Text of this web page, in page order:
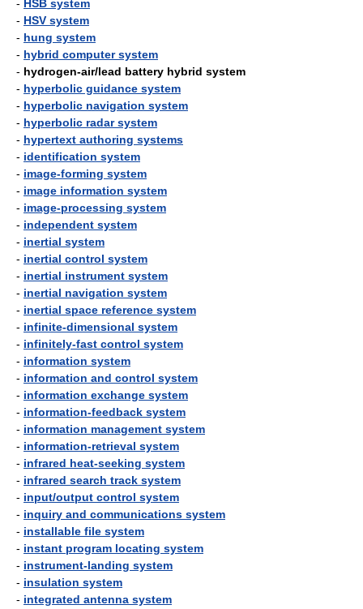
- HSB system
- HSV system
- hung system
- hybrid computer system
- hydrogen-air/lead battery hybrid system
- hyperbolic guidance system
- hyperbolic navigation system
- hyperbolic radar system
- hypertext authoring systems
- identification system
- image-forming system
- image information system
- image-processing system
- independent system
- inertial system
- inertial control system
- inertial instrument system
- inertial navigation system
- inertial space reference system
- infinite-dimensional system
- infinitely-fast control system
- information system
- information and control system
- information exchange system
- information-feedback system
- information management system
- information-retrieval system
- infrared heat-seeking system
- infrared search track system
- input/output control system
- inquiry and communications system
- installable file system
- instant program locating system
- instrument-landing system
- insulation system
- integrated antenna system